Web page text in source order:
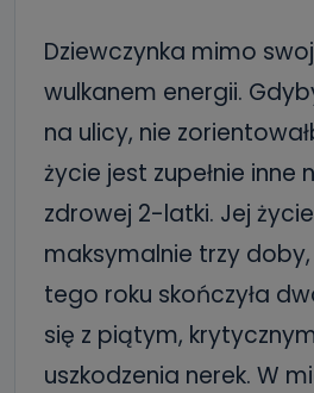
Dziewczynka mimo
wulkanem energii.
na ulicy, nie
życie jest zupełnie inne
zdrowej 2-latki. Jej
maksymalnie trzy
tego roku skończyła
się z piątym,
uszkodzenia nerek. W